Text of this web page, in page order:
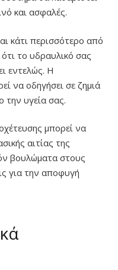
και ασφαλές.
κάτι περισσότερο από
το υδραυλικό σας
εντελώς. Η
να οδηγήσει σε ζημιά
την υγεία σας.
μπορεί να
αιτίας της
βουλώματα στους
για την αποφυγή